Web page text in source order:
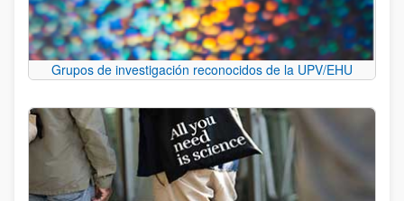
Grupos de investigación reconocidos de la UPV/EHU